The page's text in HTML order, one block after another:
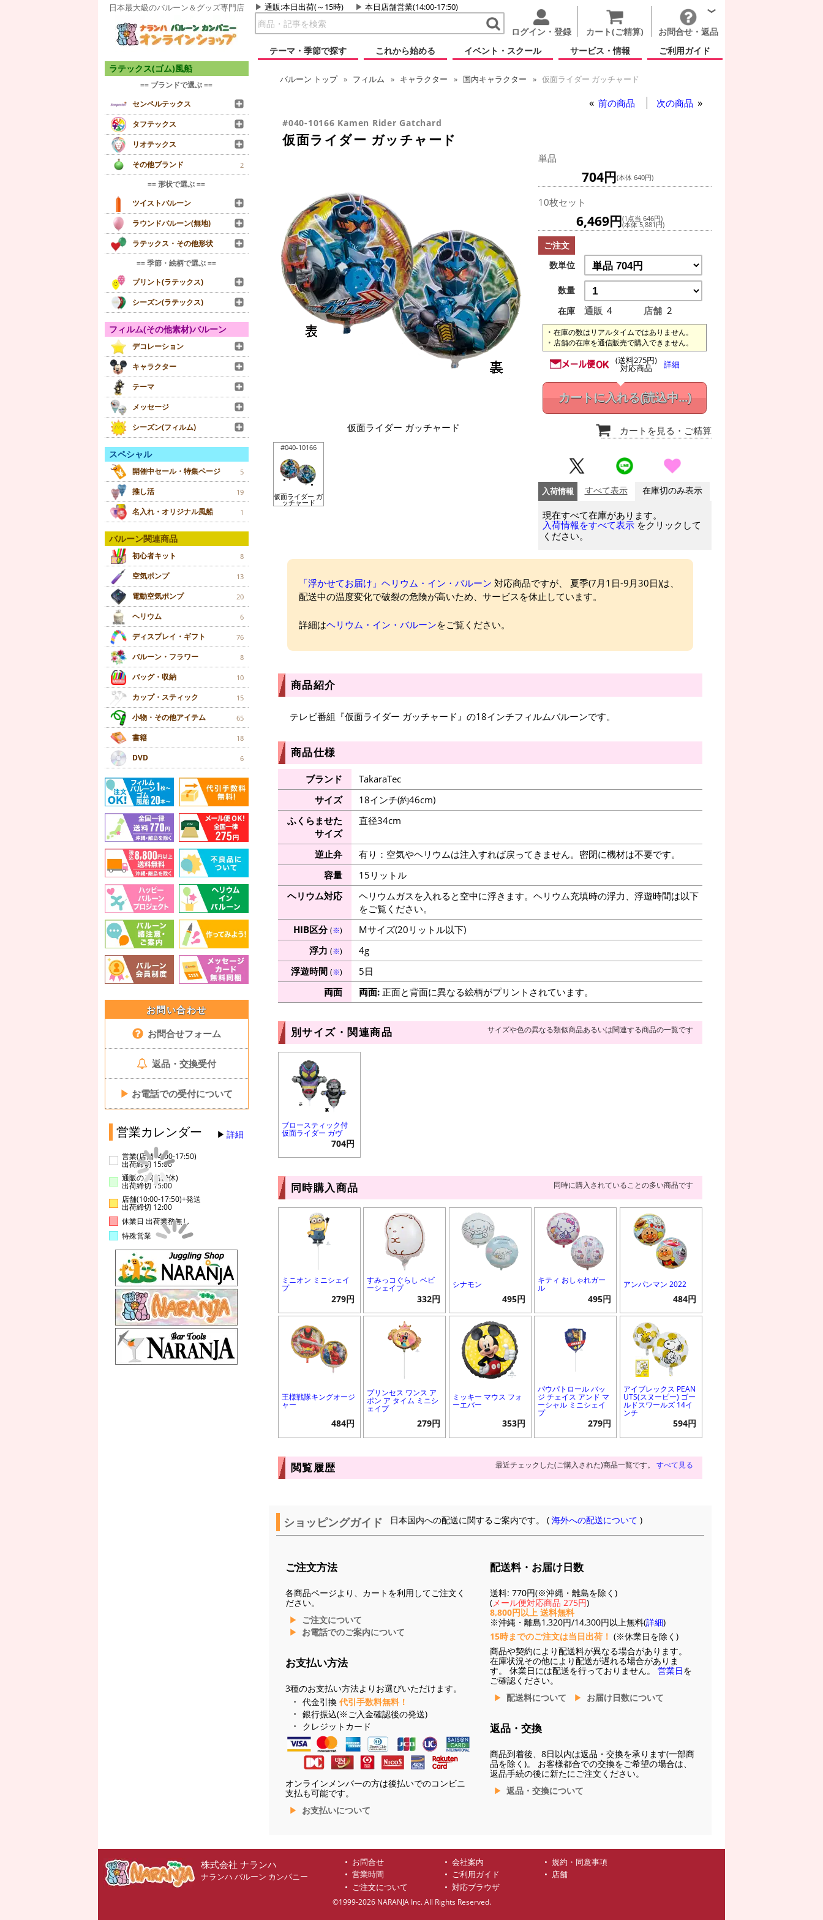
日本最大級のバルーン＆グッズ専門店 通販:本日出荷(～15時) 本日店舗営業(14:00-17:50)
ログイン・登録 カート(ご精算)
お問合せ・返品
テーマ・季節で探す
これから始める イベント・スクール サービス・情報 ご利用ガイド
ラテックス(ゴム)風船
== ブランドで選ぶ ==
センペルテックス
タフテックス
リオテックス
その他ブランド
2
== 形状で選ぶ ==
ツイストバルーン
ラウンドバルーン(無地)
ラテックス・その他形状
== 季節・絵柄で選ぶ ==
プリント(ラテックス)
シーズン(ラテックス)
フィルム(その他素材)バルーン
デコレーション
キャラクター
テーマ
メッセージ
シーズン(フィルム)
スペシャル
開催中セール・特集ページ 5
推し活 19
名入れ・オリジナル風船 1
バルーン関連商品
初心者キット 8
空気ポンプ 13
電動空気ポンプ 20
ヘリウム 6
ディスプレイ・ギフト 76
バルーン・フラワー 8
バッグ・収納 10
カップ・スティック 15
小物・その他アイテム 65
書籍 18
DVD 6
お問い合わせ
お問合せフォーム
返品・交換受付
▶ お電話での受付について
営業カレンダー 詳細
営業(店舗14:00-17:50)
出荷締切 15:00
通販のみ(店舗休)
出荷締切 15:00
店舗(10:00-17:50)+発送
出荷締切 12:00
休業日 出荷業務無し
特殊営業
バルーン トップ フィルム キャラクター 国内キャラクター 仮面ライダー ガッチャード
前の商品 次の商品
#040-10166 Kamen Rider Gatchard
仮面ライダー ガッチャード
仮面ライダー ガッチャード
#040-10166
仮面ライダー ガ
ッチャード
単品
704円(本体 640円)
10枚セット
6,469円(1点当 646円)
(本体 5,881円)
ご注文
数単位
数量
在庫
通販 4 店舗 2
在庫の数はリアルタイムではありません。
店舗の在庫を通信販売で購入できません。
(送料275円)
対応商品 詳細
カートに入れる(読込中...)
カートを見る ・ご精算
入荷情報 すべて表示 在庫切のみ表示
現在すべて在庫があります。
入荷情報をすべて表示 をクリックして
ください。
「浮かせてお届け」ヘリウム・イン・バルーン 対応商品ですが、 夏季(7月1日-9月30日)は、
配送中の温度変化で破裂の危険が高いため、サービスを休止しています。
詳細はヘリウム・イン・バルーンをご覧ください。
商品紹介
テレビ番組『仮面ライダー ガッチャード』の18インチフィルムバルーンです。
商品仕様
ブランド
TakaraTec
サイズ
18インチ(約46cm)
ふくらませた
サイズ
直径34cm
逆止弁
有り：空気やヘリウムは注入すれば戻ってきません。密閉に機材は不要です。
容量
15リットル
ヘリウム対応
ヘリウムガスを入れると空中に浮きます。ヘリウム充填時の浮力、浮遊時間は以下
をご覧ください。
HIB区分(※)
Mサイズ(20リットル以下)
浮力 (※)
4g
浮遊時間 (※)
5日
両面
両面:正面と背面に異なる絵柄がプリントされています。
別サイズ・関連商品 サイズや色の異なる類似商品あるいは関連する商品の一覧です
ブロースティック付
仮面ライダー ガヴ
704円
同時購入商品 同時に購入されていることの多い商品です
ミニオン ミニシェイ
プ
279円
すみっコぐらし ベビ
ーシェイプ
332円
シナモン
495円
キティ おしゃれガー
ル
495円
アンパンマン 2022
484円
王様戦隊キングオージ
ャー
484円
プリンセス ワンス ア
ポン ア タイム ミニシ
ェイプ
279円
ミッキー マウス フォ
ーエバー
353円
パウパトロール バッ
ジ チェイス アンド マ
ーシャル ミニシェイ
プ
279円
アイブレックス PEAN
UTS(スヌーピー) ゴー
ルドスワールズ 14イ
ンチ
594円
閲覧履歴 最近チェックした(ご購入された)商品一覧です。 すべて見る
ショッピングガイド 日本国内への配送に関するご案内です。 (海外への配送について )
ご注文方法
各商品ページより、カートを利用してご注文く
ださい。
ご注文について
お電話でのご案内について
お支払い方法
3種のお支払い方法よりお選びいただけます。
代金引換 代引手数料無料！
銀行振込(※ご入金確認後の発送)
クレジットカード
オンラインメンバーの方は後払いでのコンビニ
支払も可能です。
お支払いについて
配送料・お届け日数
送料: 770円(※沖縄・離島を除く)
( メール便対応商品 275円)
8,800円以上 送料無料
※沖縄・離島1,320円/14,300円以上無料(詳細)
15時までのご注文は当日出荷！ (※休業日を除く)
商品や契約により配送料が異なる場合があります。
在庫状況その他により配送が遅れる場合がありま
す。 休業日には配送を行っておりません。 営業日を
ご確認ください。
配送料について
お届け日数について
返品・交換
商品到着後、8日以内は返品・交換を承ります(一部商
品を除く)。 お客様都合での交換をご希望の場合は、
返品手続の後に新たにご注文ください。
返品・交換について
株式会社 ナランハ
ナランハ バルーン カンパニー
お問合せ 会社案内
規約・同意事項
営業時間
ご利用ガイド
店舗
ご注文について
対応ブラウザ
©1999-2026 NARANJA Inc. All Rights Reserved.